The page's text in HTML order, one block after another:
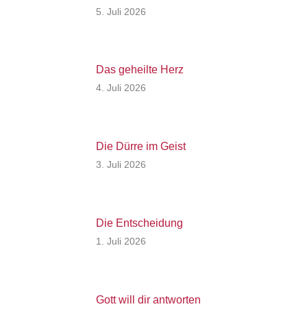
5. Juli 2026
Das geheilte Herz
4. Juli 2026
3. Juli 2026
Gott will dir antworten
Zufriedenheit